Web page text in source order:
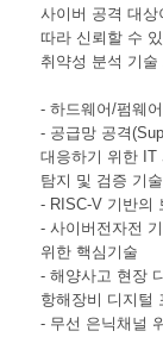
사이버 공격 대상
따라 신뢰할 수
취약성 분석 기
- 하드웨어/펌웨
- 공급망 공격
대응하기 위한 IT
탐지 및 검증 기술
- RISC-V 기반의
- 사이버전자전
위한 핵심기술
- 해양사고 현장
항해장비 디지털
- 무선 은닉채널